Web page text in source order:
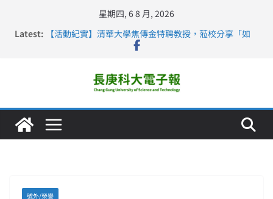
星期四, 6 8 月, 2026
Latest:
【活動紀實】清華大學焦傳金特聘教授，蒞校分享「如
長庚科大連四年穩居《遠見》醫學大學第5名 辦學實力再
深化永續醫療 長庚科大攜菲、印頂尖大學跨國合作
長庚科大護理系勇奪2026羅馬尼亞歐洲盃國際發明展雙
金牌暨雙特別獎 AI智慧照護與護理教育創新獲國際肯定
號外/榮譽